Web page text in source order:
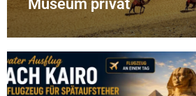
Museum privat